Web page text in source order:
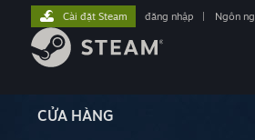
CỬA HÀNG
Cài đặt Steam đăng nhập Ngôn